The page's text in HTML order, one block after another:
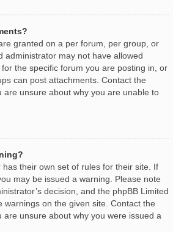
granted on a per forum, per group, or
administrator may not have allowed
the specific forum you are posting in, or
can post attachments. Contact the
are unsure about why you are unable to
their own set of rules for their site. If
may be issued a warning. Please note
decision, and the phpBB Limited
warnings on the given site. Contact the
are unsure about why you were issued a